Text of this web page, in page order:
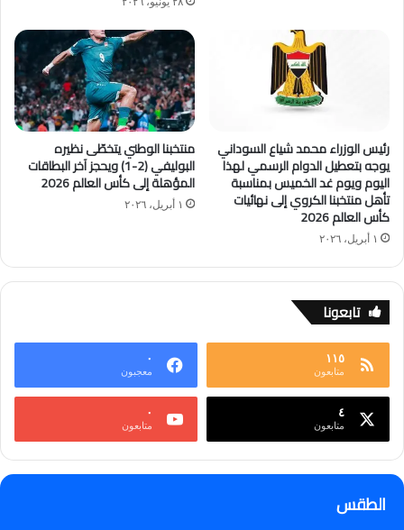
رئيس الوزراء محمد شياع السوداني
يوجه بتعطيل الدوام الرسمي لهذا
اليوم ويوم غد الخميس بمناسبة
تأهل منتخبنا الكروي إلى نهائيات
كأس العالم 2026
١ أبريل، ٢٠٢٦
منتخبنا الوطني يتخطّى نظيره
البوليفي (2-1) ويحجز آخر البطاقات
المؤهلة إلى كأس العالم 2026
١ أبريل، ٢٠٢٦
تابعونا
١١٥
متابعون
٠
معجبون
٤
متابعون
٠
متابعون
الطقس